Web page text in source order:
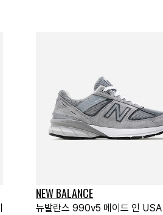
NEW BALANCE
뉴발란스 990v5 메이드 인 USA